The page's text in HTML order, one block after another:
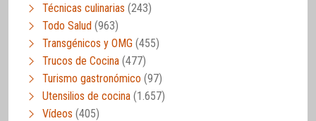
Técnicas culinarias (243)
Todo Salud (963)
Transgénicos y OMG (455)
Trucos de Cocina (477)
Turismo gastronómico (97)
Utensilios de cocina (1.657)
Vídeos (405)